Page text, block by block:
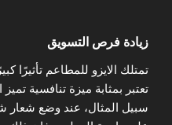
زيادة فرص التسويق
تمتلك الايزو للمطاعم تأثيرًا
تعتبر بمثابة ميزة تنافسية
سبيل المثال، عند وضع شعار